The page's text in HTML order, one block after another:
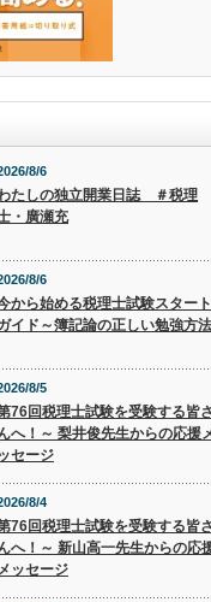
8/6
たしの独立開業日誌 ＃税理
・廣瀬充
8/6
から始める税理士試験スタート
イド～簿記論の正しい勉強方法
8/5
76回税理士試験を受験する皆さ
へ！～ 梨井俊先生からの応援
ッセージ
8/4
76回税理士試験を受験する皆さ
へ！～ 新山高一先生からの応
メッセージ